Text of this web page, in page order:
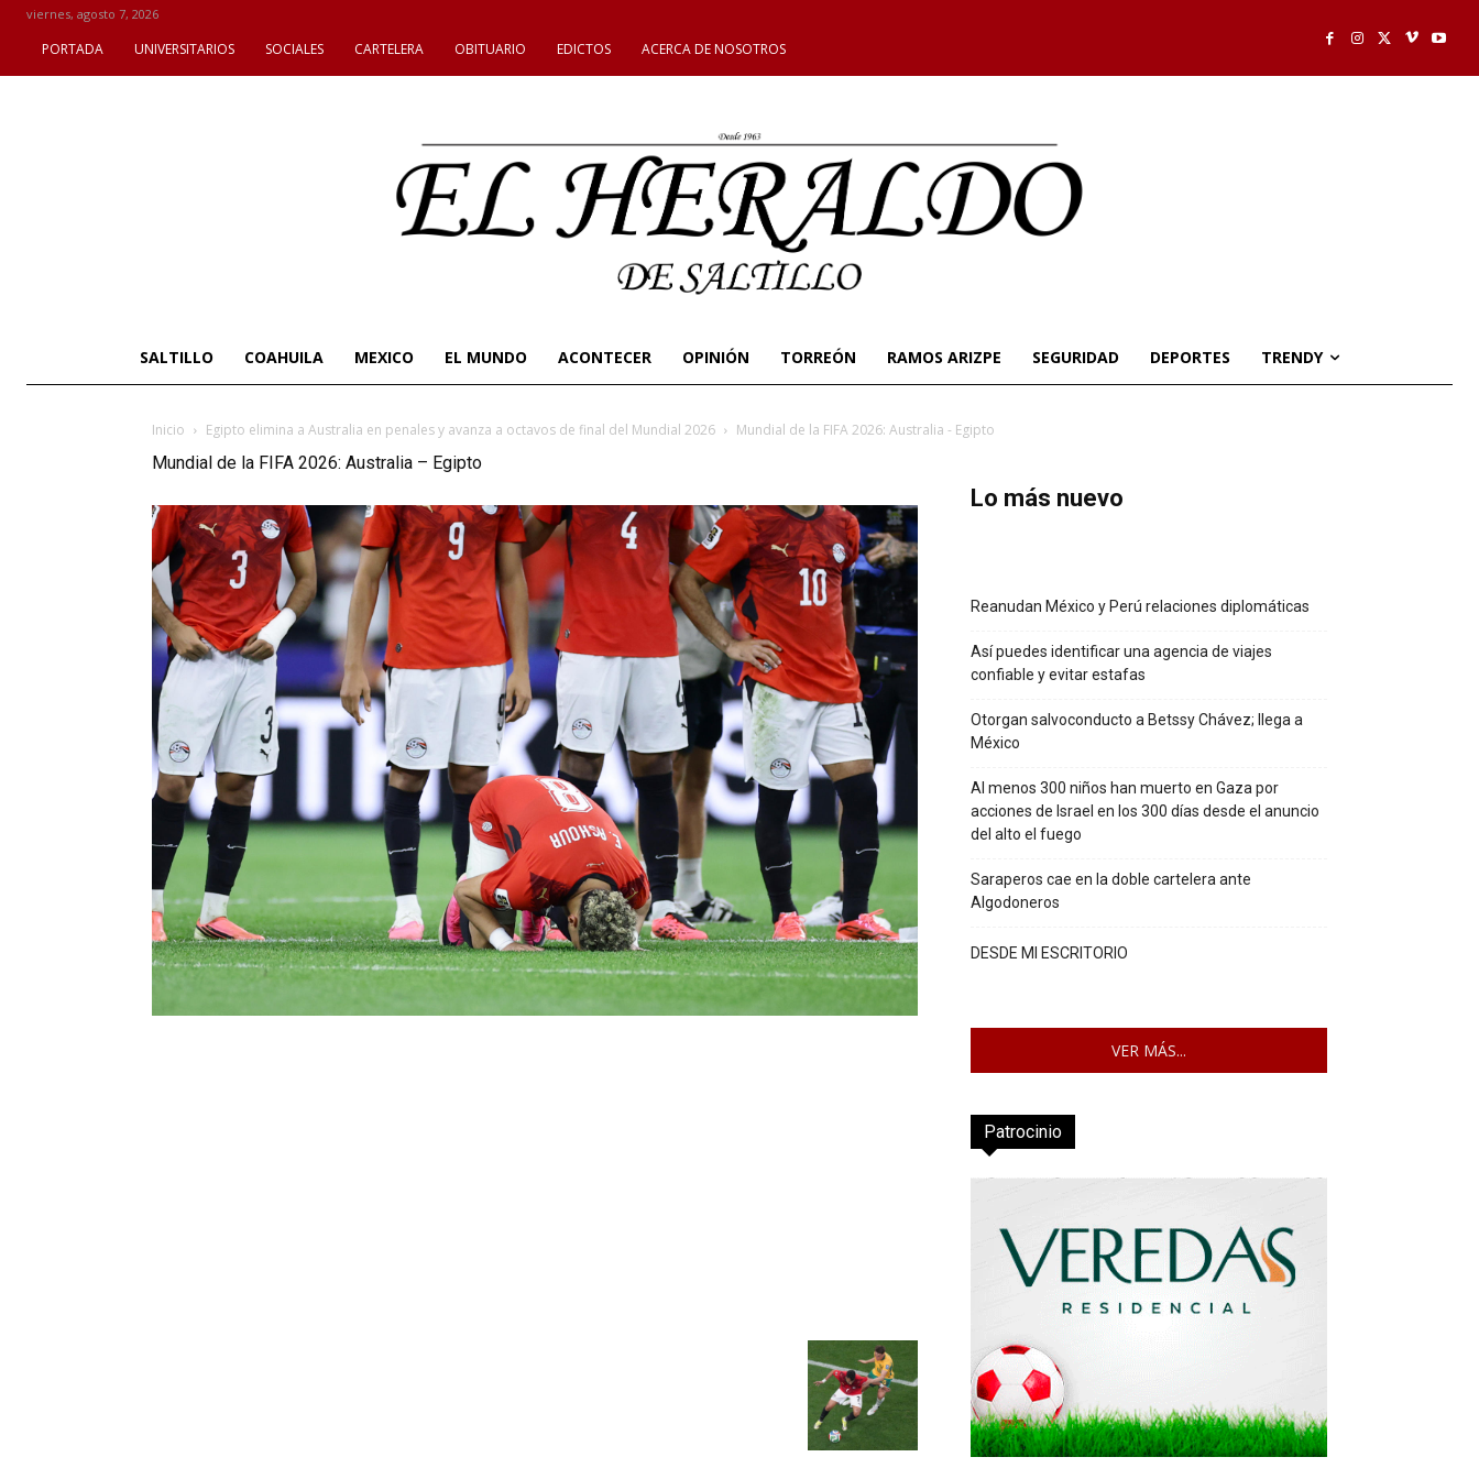
viernes, agosto 7, 2026
PORTADA UNIVERSITARIOS SOCIALES CARTELERA OBITUARIO EDICTOS ACERCA DE NOSOTROS
SALTILLO COAHUILA MEXICO EL MUNDO ACONTECER OPINIÓN TORREÓN RAMOS ARIZPE SEGURIDAD DEPORTES TRENDY
Inicio Egipto elimina a Australia en penales y avanza a octavos de final del Mundial 2026 Mundial de la FIFA 2026: Australia - Egipto
Mundial de la FIFA 2026: Australia – Egipto
Lo más nuevo
Reanudan México y Perú relaciones diplomáticas
Así puedes identificar una agencia de viajes
confiable y evitar estafas
Otorgan salvoconducto a Betssy Chávez; llega a
México
Al menos 300 niños han muerto en Gaza por
acciones de Israel en los 300 días desde el anuncio
del alto el fuego
Saraperos cae en la doble cartelera ante
Algodoneros
DESDE MI ESCRITORIO
VER MÁS...
Patrocinio